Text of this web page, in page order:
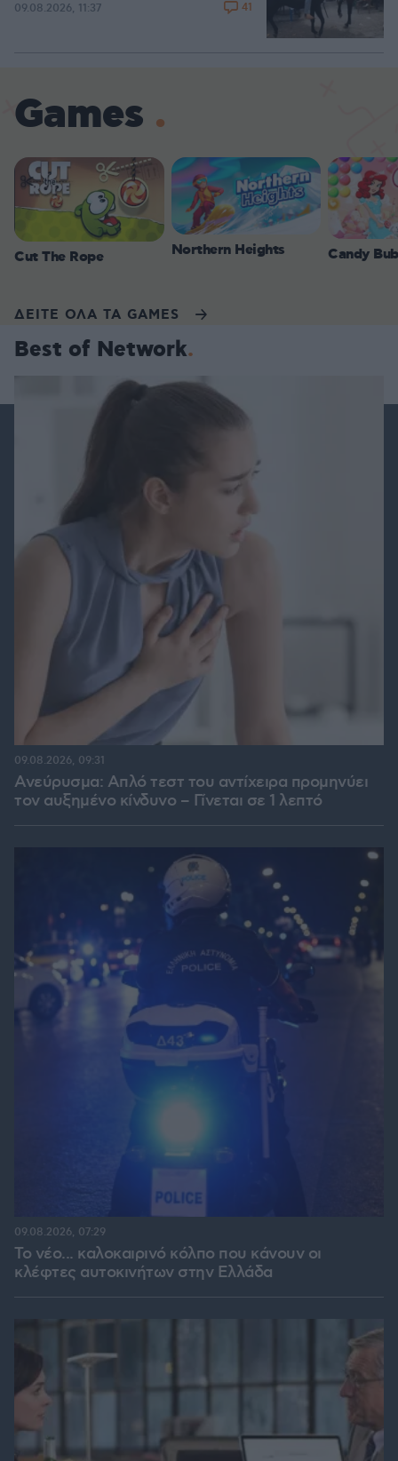
09.08.2026, 11:37 41
Games
Cut The Rope Northern Heights Candy
ΔΕΙΤΕ ΟΛΑ ΤΑ GAMES
Best of Network
Ανεύρυσμα: Απλό τεστ του αντίχειρα προμηνύει
τον αυξημένο κίνδυνο – Γίνεται σε 1 λεπτό
09.08.2026, 09:31
Το νέο... καλοκαιρινό κόλπο που κάνουν οι
κλέφτες αυτοκινήτων στην Ελλάδα
09.08.2026, 07:29